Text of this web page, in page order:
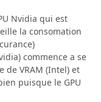
Nvidia qui est
la consomation
commence a se
de VRAM (Intel) et
puisque le GPU